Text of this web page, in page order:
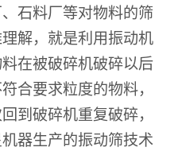
石料厂等对物料的筛
解，就是利用振动机
在被破碎机破碎以后
合要求粒度的物料，
到破碎机重复破碎，
器生产的振动筛技术